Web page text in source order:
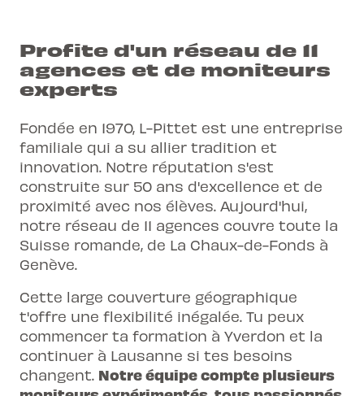
Profite d'un réseau de 11
agences et de moniteurs
experts
Fondée en 1970, L-Pittet est une entreprise
familiale qui a su allier tradition et
innovation. Notre réputation s'est
construite sur 50 ans d'excellence et de
proximité avec nos élèves. Aujourd'hui,
notre réseau de 11 agences couvre toute la
Suisse romande, de La Chaux-de-Fonds à
Genève.
Cette large couverture géographique
t'offre une flexibilité inégalée. Tu peux
commencer ta formation à Yverdon et la
continuer à Lausanne si tes besoins
changent. Notre équipe compte plusieurs